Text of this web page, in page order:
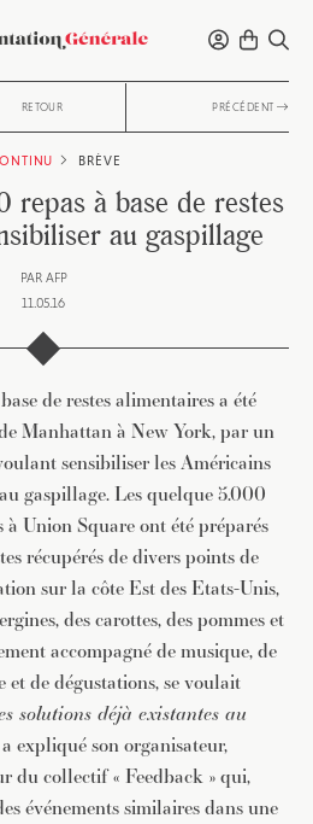
RETOUR PRÉCÉDENT
BRÈVE
à base de restes
au gaspillage
PAR AFP
11.05.16
de restes alimentaires a été
Manhattan à New York, par un
sensibiliser les Américains
gaspillage. Les quelque 5.000
à Union Square ont été préparés
récupérés de divers points de
sur la côte Est des Etats-Unis,
des carottes, des pommes et
accompagné de musique, de
et de dégustations, se voulait
solutions déjà existantes au
a expliqué son organisateur,
du collectif « Feedback » qui,
événements similaires dans une